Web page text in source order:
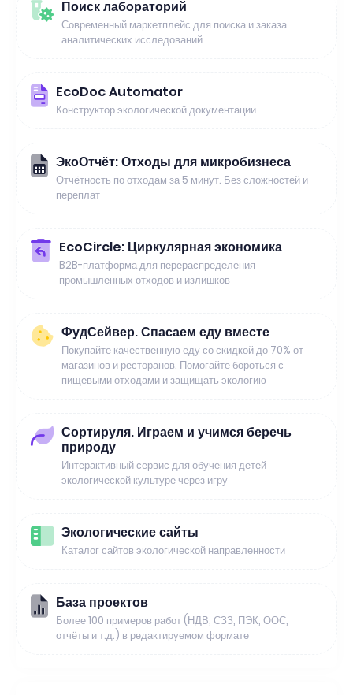
Поиск лабораторий
Современный маркетплейс для поиска и заказа
аналитических исследований
EcoDoc Automator
Конструктор экологической документации
ЭкоОтчёт: Отходы для микробизнеса
Отчётность по отходам за 5 минут. Без сложностей и
переплат
EcoCircle: Циркулярная экономика
B2B-платформа для перераспределения
промышленных отходов и излишков
ФудСейвер. Спасаем еду вместе
Покупайте качественную еду со скидкой до 70% от
магазинов и ресторанов. Помогайте бороться с
пищевыми отходами и защищать экологию
Сортируля. Играем и учимся беречь
природу
Интерактивный сервис для обучения детей
экологической культуре через игру
Экологические сайты
Каталог сайтов экологической направленности
База проектов
Более 100 примеров работ (НДВ, СЗЗ, ПЭК, ООС,
отчёты и т.д.) в редактируемом формате